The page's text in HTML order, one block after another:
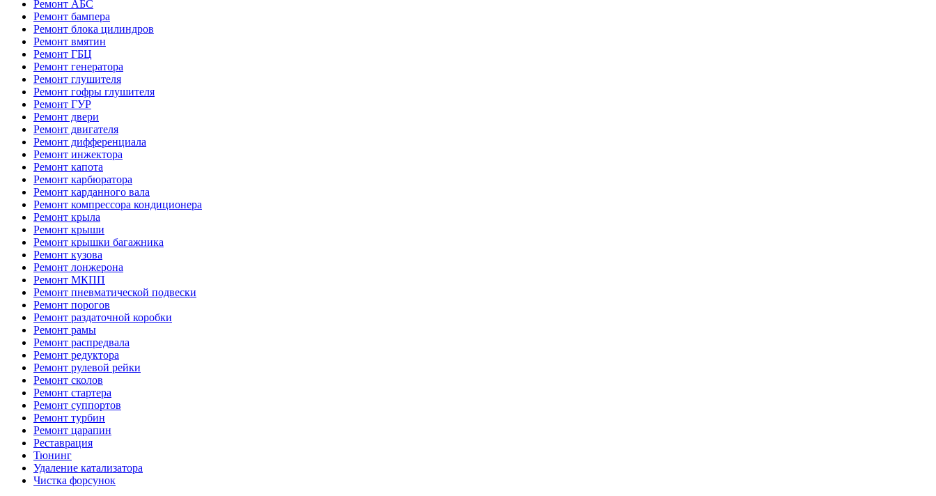
Ремонт АБС
Ремонт бампера
Ремонт блока цилиндров
Ремонт вмятин
Ремонт ГБЦ
Ремонт генератора
Ремонт глушителя
Ремонт гофры глушителя
Ремонт ГУР
Ремонт двери
Ремонт двигателя
Ремонт дифференциала
Ремонт инжектора
Ремонт капота
Ремонт карбюратора
Ремонт карданного вала
Ремонт компрессора кондиционера
Ремонт крыла
Ремонт крыши
Ремонт крышки багажника
Ремонт кузова
Ремонт лонжерона
Ремонт МКПП
Ремонт пневматической подвески
Ремонт порогов
Ремонт раздаточной коробки
Ремонт рамы
Ремонт распредвала
Ремонт редуктора
Ремонт рулевой рейки
Ремонт сколов
Ремонт стартера
Ремонт суппортов
Ремонт турбин
Ремонт царапин
Реставрация
Тюнинг
Удаление катализатора
Чистка форсунок